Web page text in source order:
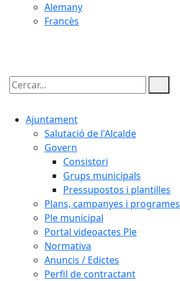
Alemany
Francès
Cercar:
Ajuntament
Salutació de l'Alcalde
Govern
Consistori
Grups municipals
Pressupostos i plantilles
Plans, campanyes i programes
Ple municipal
Portal videoactes Ple
Normativa
Anuncis / Edictes
Perfil de contractant